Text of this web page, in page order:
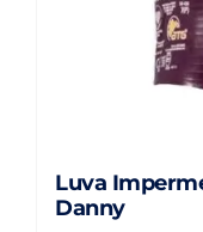
do
Luva
Danny